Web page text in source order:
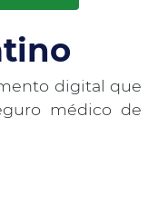
digital que
médico de